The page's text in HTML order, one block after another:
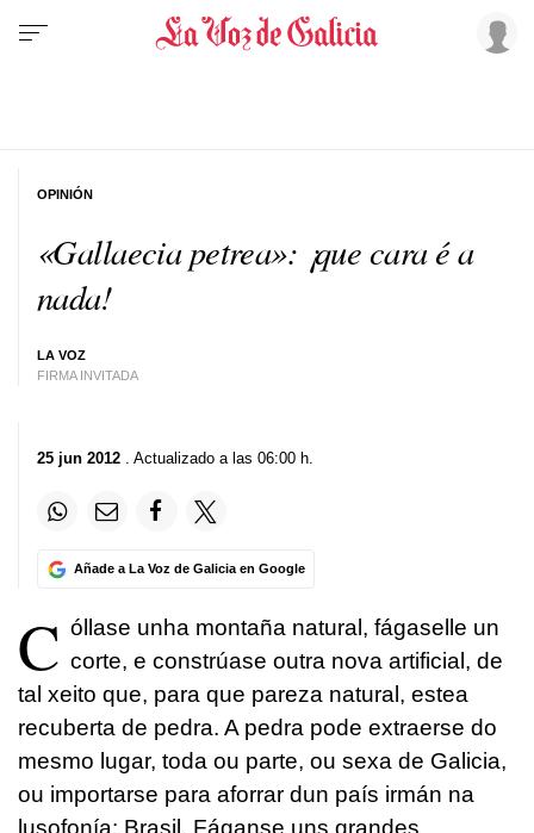
«Gallaecia petrea»: ¡que cara é a
nada!
LA VOZ
FIRMA INVITADA
OPINIÓN
25 jun 2012 . Actualizado a las 06:00 h.
Añade a La Voz de Galicia en Google
C óllase unha montaña natural, fágaselle un
corte, e constrúase outra nova artificial, de
tal xeito que, para que pareza natural, estea
recuberta de pedra. A pedra pode extraerse do
mesmo lugar, toda ou parte, ou sexa de Galicia,
ou importarse para aforrar dun país irmán na
lusofonía: Brasil. Fáganse uns grandes